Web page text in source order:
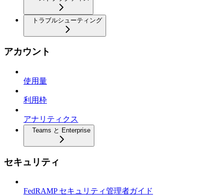
トラブルシューティング
アカウント
使用量
利用枠
アナリティクス
Teams と Enterprise
セキュリティ
FedRAMP セキュリティ管理者ガイド